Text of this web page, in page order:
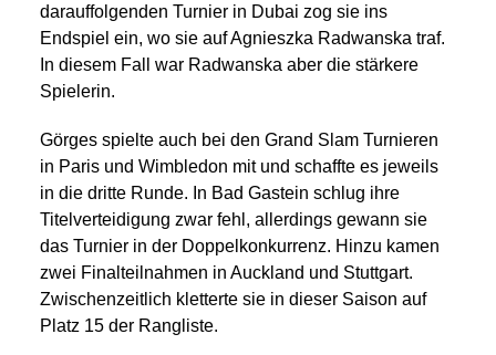
darauffolgenden Turnier in Dubai zog sie ins
Endspiel ein, wo sie auf Agnieszka Radwanska traf.
In diesem Fall war Radwanska aber die stärkere
Spielerin.
Görges spielte auch bei den Grand Slam Turnieren
in Paris und Wimbledon mit und schaffte es jeweils
in die dritte Runde. In Bad Gastein schlug ihre
Titelverteidigung zwar fehl, allerdings gewann sie
das Turnier in der Doppelkonkurrenz. Hinzu kamen
zwei Finalteilnahmen in Auckland und Stuttgart.
Zwischenzeitlich kletterte sie in dieser Saison auf
Platz 15 der Rangliste.